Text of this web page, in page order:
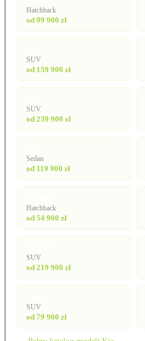
Hatchback
od 99 900 zł
SUV
od 159 900 zł
SUV
od 239 900 zł
Sedan
od 119 900 zł
Hatchback
od 54 900 zł
SUV
od 219 900 zł
SUV
od 79 900 zł